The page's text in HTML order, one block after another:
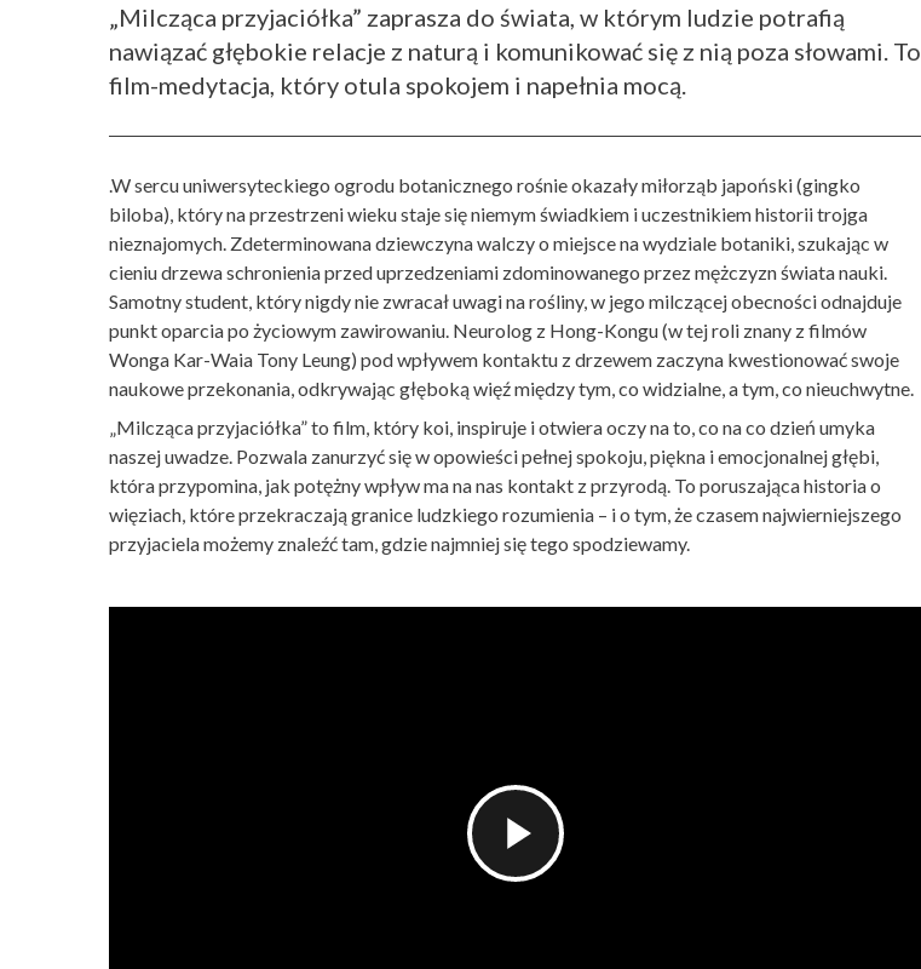
„Milcząca przyjaciółka” zaprasza do świata, w którym ludzie potrafią
nawiązać głębokie relacje z naturą i komunikować się z nią poza słowami. To
film-medytacja, który otula spokojem i napełnia mocą.
.W sercu uniwersyteckiego ogrodu botanicznego rośnie okazały miłorząb japoński (gingko
biloba), który na przestrzeni wieku staje się niemym świadkiem i uczestnikiem historii trojga
nieznajomych. Zdeterminowana dziewczyna walczy o miejsce na wydziale botaniki, szukając w
cieniu drzewa schronienia przed uprzedzeniami zdominowanego przez mężczyzn świata nauki.
Samotny student, który nigdy nie zwracał uwagi na rośliny, w jego milczącej obecności odnajduje
punkt oparcia po życiowym zawirowaniu. Neurolog z Hong-Kongu (w tej roli znany z filmów
Wonga Kar-Waia Tony Leung) pod wpływem kontaktu z drzewem zaczyna kwestionować swoje
naukowe przekonania, odkrywając głęboką więź między tym, co widzialne, a tym, co nieuchwytne.
„Milcząca przyjaciółka” to film, który koi, inspiruje i otwiera oczy na to, co na co dzień umyka
naszej uwadze. Pozwala zanurzyć się w opowieści pełnej spokoju, piękna i emocjonalnej głębi,
która przypomina, jak potężny wpływ ma na nas kontakt z przyrodą. To poruszająca historia o
więziach, które przekraczają granice ludzkiego rozumienia – i o tym, że czasem najwierniejszego
przyjaciela możemy znaleźć tam, gdzie najmniej się tego spodziewamy.